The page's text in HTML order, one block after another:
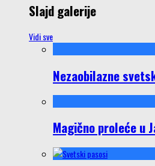
Slajd galerije
Vidi sve
Nezaobilazne
Magično proleće u